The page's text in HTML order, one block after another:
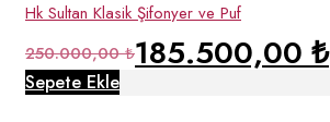
Hk Sultan Klasik Şifonyer ve Puf
250.000,00₺185.500,00₺
Sepete Ekle